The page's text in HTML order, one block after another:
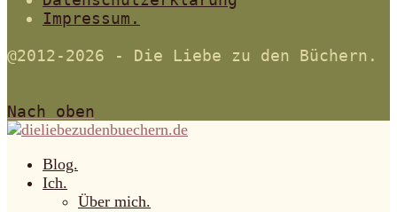
Impressum.
@2012-2026 - Die Liebe zu den Büchern.
Nach oben
Blog.
Ich.
Über mich.